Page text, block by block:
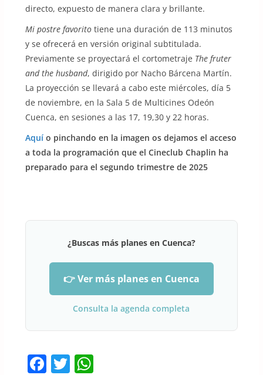
directo, expuesto de manera clara y brillante.
Mi postre favoritotiene una duración de 113 minutos
y se ofrecerá en versión original subtitulada.
Previamente se proyectará el cortometraje The fruter
and the husband, dirigido por Nacho Bárcena Martín.
La proyección se llevará a cabo este miércoles, día 5
de noviembre, en la Sala 5 de Multicines Odeón
Cuenca, en sesiones a las 17, 19,30 y 22 horas.
Aquí o pinchando en la imagen os dejamos el acceso
a toda la programación que el Cineclub Chaplin ha
preparado para el segundo trimestre de 2025
¿Buscas más planes en Cuenca?
👉 Ver más planes en Cuenca
Consulta la agenda completa
F T W